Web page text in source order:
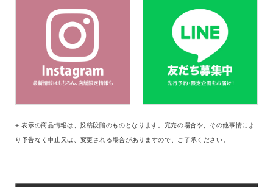
※ 表示の商品情報は、投稿段階のものとなります。完売の場合や、その他事情によ
り予告なく中止又は、変更される場合がありますので、ご了承ください。